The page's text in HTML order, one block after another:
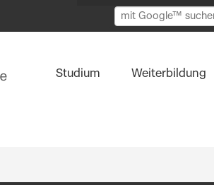
Studium Weiterbildung